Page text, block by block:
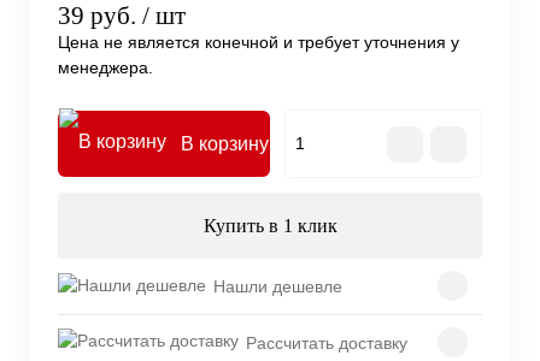
39 руб. / шт
Цена не является конечной и требует уточнения у
менеджера.
В корзину
Купить в 1 клик
Нашли дешевле
Рассчитать доставку